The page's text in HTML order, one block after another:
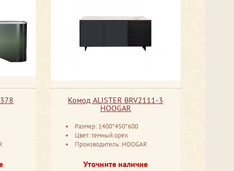
Комод ALISTER BRV2111-3
HOOGAR
Размер: 1400*450*600
Цвет: темный орех
Производитель: HOOGAR
Уточните наличие